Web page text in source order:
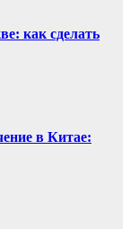
как сделать
в Китае: